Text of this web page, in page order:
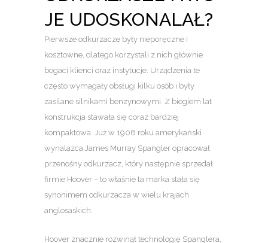
JE UDOSKONALAŁ?
Pierwsze odkurzacze były nieporęczne i
kosztowne, dlatego korzystali z nich głównie
bogaci klienci oraz instytucje. Urządzenia te
często wymagały obsługi kilku osób i były
zasilane silnikami benzynowymi. Z biegiem lat
konstrukcja stawała się coraz bardziej
kompaktowa. Już w 1908 roku amerykański
wynalazca James Murray Spangler opracował
przenośny odkurzacz, który następnie sprzedał
firmie Hoover – to właśnie ta marka stała się
synonimem odkurzacza w wielu krajach
anglosaskich.
Hoover znacznie rozwinął technologię Spanglera,